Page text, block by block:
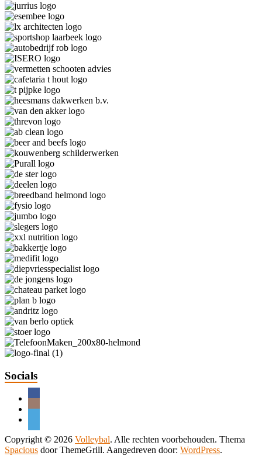
Socials
Copyright © 2026 Volleybal. Alle rechten voorbehouden. Thema
Spacious door ThemeGrill. Aangedreven door: WordPress.